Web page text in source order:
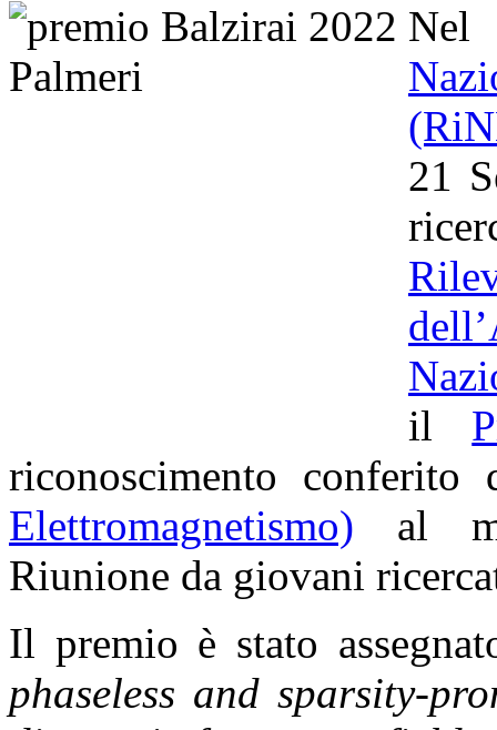
21
il
riconoscimento
Elettromagnetismo) al
Riunione da giovani
Il premio è stato
phaseless and sparsity-